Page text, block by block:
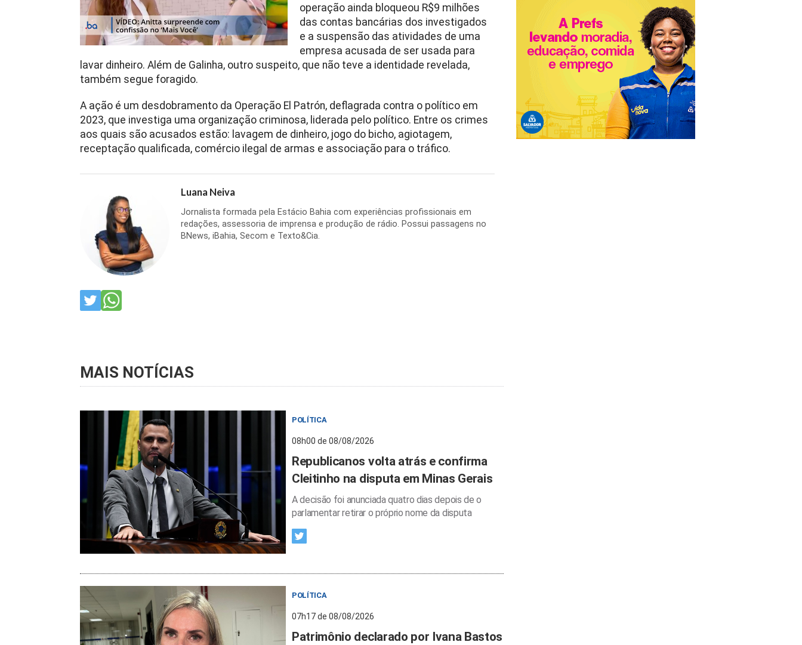
operação ainda bloqueou R$9 milhões
das contas bancárias dos investigados
e a suspensão das atividades de uma
empresa acusada de ser usada para
lavar dinheiro. Além de Galinha, outro suspeito, que não teve a identidade revelada,
também segue foragido.
A ação é um desdobramento da Operação El Patrón, deflagrada contra o político em
2023, que investiga uma organização criminosa, liderada pelo político. Entre os crimes
aos quais são acusados estão: lavagem de dinheiro, jogo do bicho, agiotagem,
receptação qualificada, comércio ilegal de armas e associação para o tráfico.
Luana Neiva
Jornalista formada pela Estácio Bahia com experiências profissionais em
redações, assessoria de imprensa e produção de rádio. Possui passagens no
BNews, iBahia, Secom e Texto&Cia.
MAIS NOTÍCIAS
POLÍTICA
08h00 de 08/08/2026
Republicanos volta atrás e confirma
Cleitinho na disputa em Minas Gerais
A decisão foi anunciada quatro dias depois de o
parlamentar retirar o próprio nome da disputa
POLÍTICA
07h17 de 08/08/2026
Patrimônio declarado por Ivana Bastos